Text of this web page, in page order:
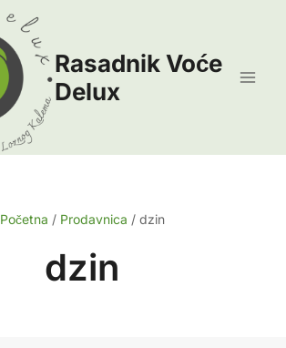
Rasadnik Voće
Delux
Početna / Prodavnica / dzin
dzin